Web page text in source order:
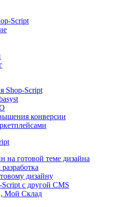
Script
Shop-Script
конверсии
на готовой теме дизайна
дизайну
с другой CMS
Мой Склад